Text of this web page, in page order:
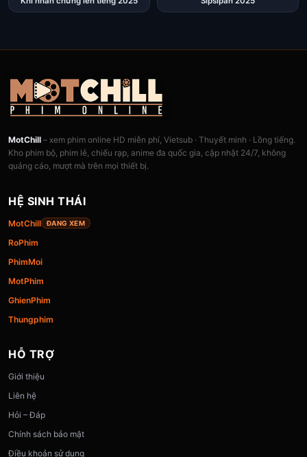
MotChill – xem phim online HD miễn phí, Vietsub · Thuyết minh · Lồng tiếng.
Kho phim bộ, phim lẻ, chiếu rạp, anime đa quốc gia, cập nhật 24/7, không
quảng cáo, mượt mà trên mọi thiết bị.
HỆ SINH THÁI
MotChill ĐANG XEM
RoPhim
PhimMoi
MotPhim
GhienPhim
Thungphim
HỖ TRỢ
Giới thiệu
Liên hệ
Hỏi – Đáp
Chính sách bảo mật
Điều khoản sử dụng